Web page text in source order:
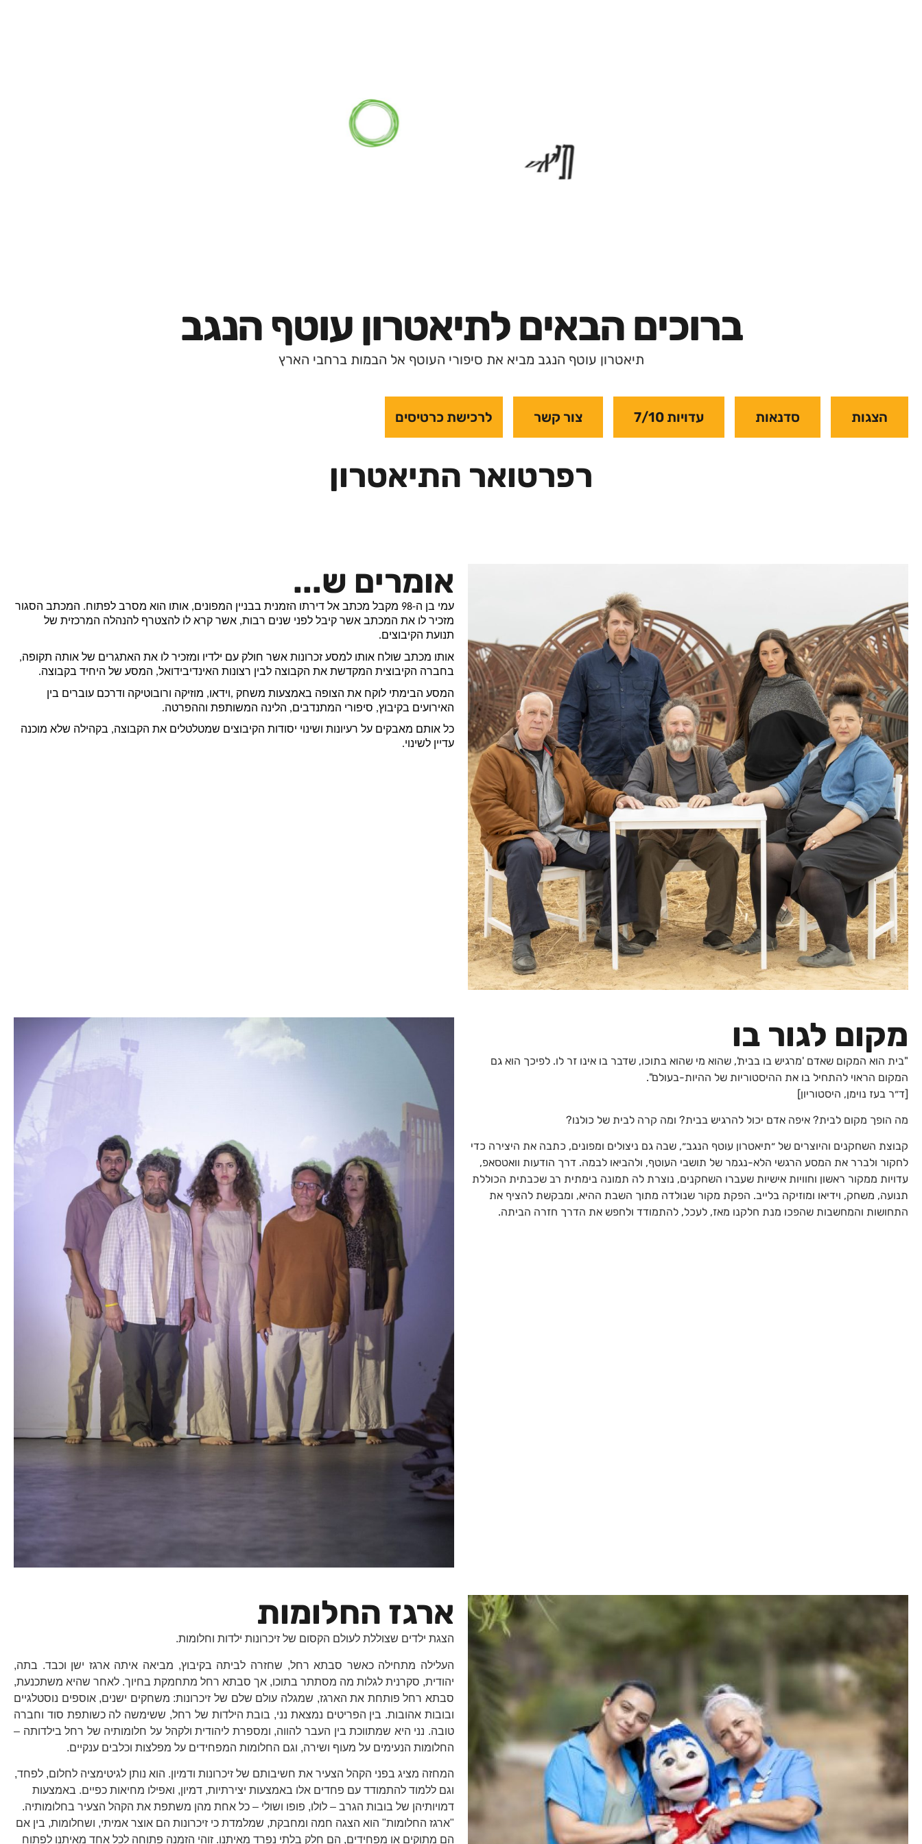
ברוכים הבאים לתיאטרון עוטף הנגב
תיאטרון עוטף הנגב מביא את סיפורי העוטף אל הבמות ברחבי הארץ
הצגות סדנאות עדויות 7/10 צור קשר לרכישת כרטיסים
רפרטואר התיאטרון
אומרים ש...
תנועת הקיבוצים.
בחברה הקיבוצית המקדשת את הקבוצה לבין רצונות האינדיבידואל, המסע של היחיד בקבוצה.
האירועים בקיבוץ, סיפורי המתנדבים, הלינה המשותפת וההפרטה.
עדיין לשינוי.
מקום לגור בו
"בית הוא המקום שאדם 'מרגיש בו בבית', שהוא מי שהוא בתוכו, שדבר בו אינו זר לו. לפיכך הוא גם
המקום הראוי להתחיל בו את ההיסטוריות של ההיות-בעולם".
[ד״ר בעז נוימן, היסטוריון]
מה הופך מקום לבית? איפה אדם יכול להרגיש בבית? ומה קרה לבית של כולנו?
קבוצת השחקנים והיוצרים של ״תיאטרון עוטף הנגב״, שבה גם ניצולים ומפונים, כתבה את היצירה כדי
לחקור ולברר את המסע הרגשי הלא-נגמר של תושבי העוטף, ולהביאו לבמה. דרך הודעות וואטסאפ,
עדויות ממקור ראשון וחוויות אישיות שעברו השחקנים, נוצרת לה תמונה בימתית רב שכבתית הכוללת
תנועה, משחק, וידיאו ומוזיקה בלייב. הפקת מקור שנולדה מתוך השבת ההיא, ומבקשת להציף את
התחושות והמחשבות שהפכו מנת חלקנו מאז, לעכל, להתמודד ולחפש את הדרך חזרה הביתה.
ארגז החלומות
הצגת ילדים שצוללת לעולם הקסום של זיכרונות ילדות וחלומות.
העלילה מתחילה כאשר סבתא רחל, שחזרה לביתה בקיבוץ, מביאה איתה ארגז ישן וכבד. בתה,
יהודית, סקרנית לגלות מה מסתתר בתוכו, אך סבתא רחל מתחמקת בחיוך. לאחר שהיא משתכנעת,
סבתא רחל פותחת את הארגז, שמגלה עולם שלם של זיכרונות: משחקים ישנים, אוספים נוסטלגיים
ובובות אהובות. בין הפריטים נמצאת נני, בובת הילדות של רחל, ששימשה לה כשותפת סוד וחברה
טובה. נני היא שמתווכת בין העבר להווה, ומספרת ליהודית ולקהל על חלומותיה של רחל בילדותה –
החלומות הנעימים על מעוף ושירה, וגם החלומות המפחידים על מפלצות וכלבים ענקיים.
המחזה מציג בפני הקהל הצעיר את חשיבותם של זיכרונות ודמיון. הוא נותן לגיטימציה לחלום, לפחד,
וגם ללמוד להתמודד עם פחדים אלו באמצעות יצירתיות, דמיון, ואפילו מחיאות כפיים. באמצעות
דמויותיהן של בובות הגרב – לולו, פופו ושולי – כל אחת מהן משתפת את הקהל הצעיר בחלומותיה.
"ארגז החלומות" הוא הצגה חמה ומחבקת, שמלמדת כי זיכרונות הם אוצר אמיתי, ושחלומות, בין אם
הם מתוקים או מפחידים, הם חלק בלתי נפרד מאיתנו. זוהי הזמנה פתוחה לכל אחד מאיתנו לפתוח